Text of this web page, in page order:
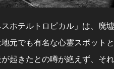
ホテルトロピカル」は、廃
元でも有名な心霊スポット
起きたとの噂が絶えず、そ